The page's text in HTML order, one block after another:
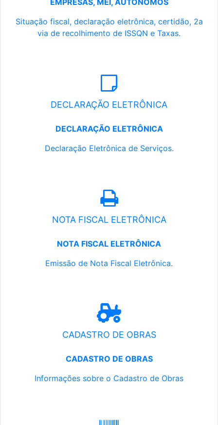
EMPRESAS, MEI, AUTÔNOMOS
Situação fiscal, declaração eletrônica, certidão, 2a
via de recolhimento de ISSQN e Taxas.
DECLARAÇÃO ELETRÔNICA
DECLARAÇÃO ELETRÔNICA
Declaração Eletrônica de Serviços.
NOTA FISCAL ELETRÔNICA
NOTA FISCAL ELETRÔNICA
Emissão de Nota Fiscal Eletrônica.
CADASTRO DE OBRAS
CADASTRO DE OBRAS
Informações sobre o Cadastro de Obras